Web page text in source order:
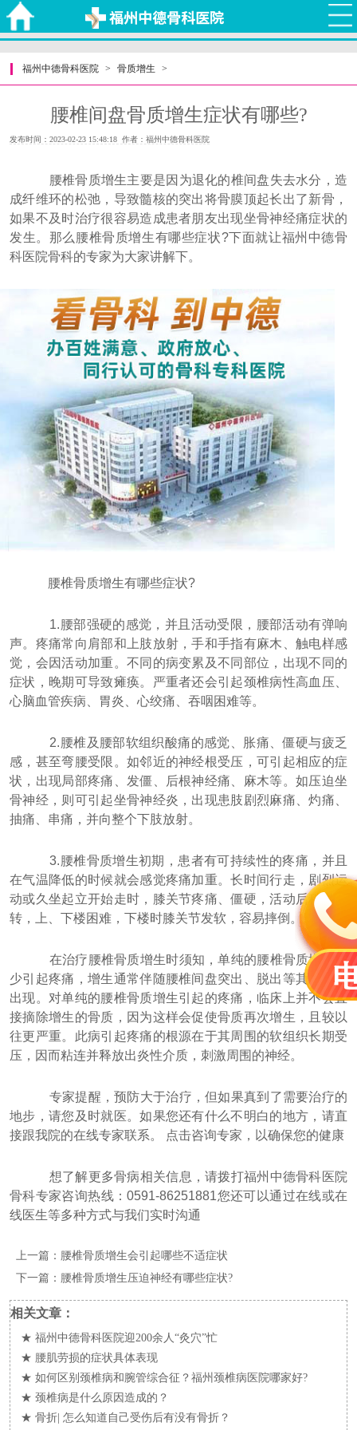
福州中德骨科医院 > 骨质增生 >
腰椎间盘骨质增生症状有哪些?
发布时间：2023-02-23 15:48:18 作者：福州中德骨科医院
腰椎骨质增生主要是因为退化的椎间盘失去水分，造
成纤维环的松弛，导致髓核的突出将骨膜顶起长出了新骨，
如果不及时治疗很容易造成患者朋友出现坐骨神经痛症状的
发生。那么腰椎骨质增生有哪些症状?下面就让福州中德骨
科医院骨科的专家为大家讲解下。
腰椎骨质增生有哪些症状?
1.腰部强硬的感觉，并且活动受限，腰部活动有弹响
声。疼痛常向肩部和上肢放射，手和手指有麻木、触电样感
觉，会因活动加重。不同的病变累及不同部位，出现不同的
症状，晚期可导致瘫痪。严重者还会引起颈椎病性高血压、
心脑血管疾病、胃炎、心绞痛、吞咽困难等。
2.腰椎及腰部软组织酸痛的感觉、胀痛、僵硬与疲乏
感，甚至弯腰受限。如邻近的神经根受压，可引起相应的症
状，出现局部疼痛、发僵、后根神经痛、麻木等。如压迫坐
骨神经，则可引起坐骨神经炎，出现患肢剧烈麻痛、灼痛、
抽痛、串痛，并向整个下肢放射。
3.腰椎骨质增生初期，患者有可持续性的疼痛，并且
在气温降低的时候就会感觉疼痛加重。长时间行走，剧烈运
动或久坐起立开始走时，膝关节疼痛、僵硬，活动后稍微好
转，上、下楼困难，下楼时膝关节发软，容易摔倒。
在治疗腰椎骨质增生时须知，单纯的腰椎骨质增生很
少引起疼痛，增生通常伴随腰椎间盘突出、脱出等其它病症
出现。对单纯的腰椎骨质增生引起的疼痛，临床上并不会直
接摘除增生的骨质，因为这样会促使骨质再次增生，且较以
往更严重。此病引起疼痛的根源在于其周围的软组织长期受
压，因而粘连并释放出炎性介质，刺激周围的神经。
专家提醒，预防大于治疗，但如果真到了需要治疗的
地步，请您及时就医。如果您还有什么不明白的地方，请直
接跟我院的在线专家联系。 点击咨询专家，以确保您的健康
想了解更多骨病相关信息，请拨打福州中德骨科医院
骨科专家咨询热线：0591-86251881您还可以通过在线或在
线医生等多种方式与我们实时沟通
上一篇： 腰椎骨质增生会引起哪些不适症状
下一篇： 腰椎骨质增生压迫神经有哪些症状?
相关文章：
★福州中德骨科医院迎200余人“灸穴”忙
★ 腰肌劳损的症状具体表现
★如何区别颈椎病和腕管综合征？福州颈椎病医院哪家好?
★颈椎病是什么原因造成的？
★骨折| 怎么知道自己受伤后有没有骨折？